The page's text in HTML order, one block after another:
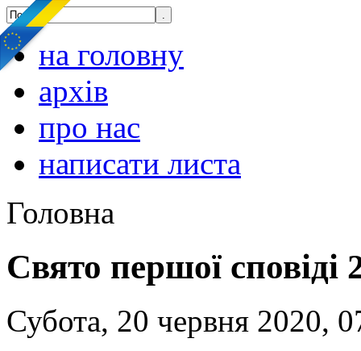
на головну
архів
про нас
написати листа
Головна
Свято першої сповіді
Субота, 20 червня 2020,